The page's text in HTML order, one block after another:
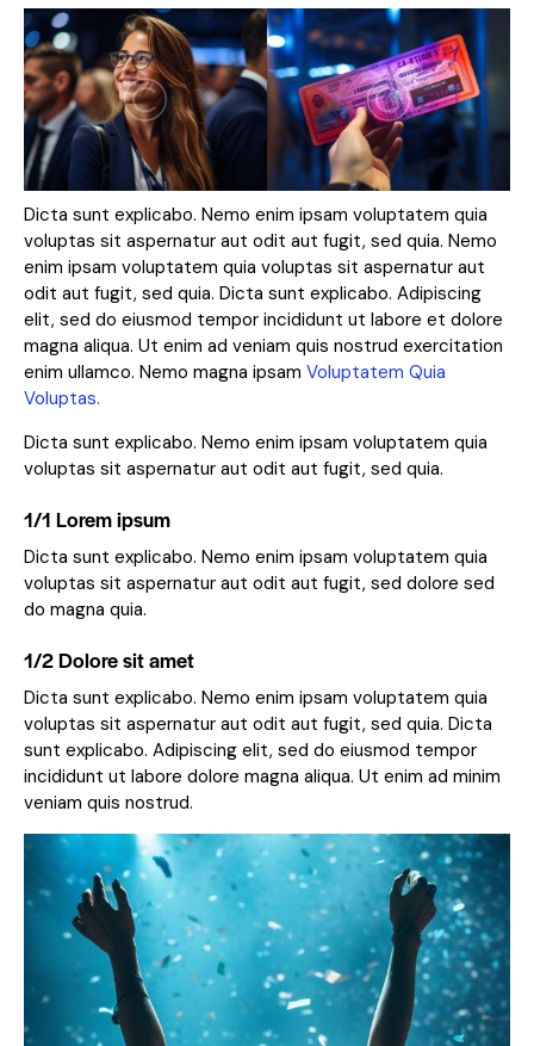
Dicta sunt explicabo. Nemo enim ipsam voluptatem quia
voluptas sit aspernatur aut odit aut fugit, sed quia. Nemo
enim ipsam voluptatem quia voluptas sit aspernatur aut
odit aut fugit, sed quia. Dicta sunt explicabo. Adipiscing
elit, sed do eiusmod tempor incididunt ut labore et dolore
magna aliqua. Ut enim ad veniam quis nostrud exercitation
enim ullamco. Nemo magna ipsam Voluptatem Quia
Voluptas.
Dicta sunt explicabo. Nemo enim ipsam voluptatem quia
voluptas sit aspernatur aut odit aut fugit, sed quia.
1/1 Lorem ipsum
Dicta sunt explicabo. Nemo enim ipsam voluptatem quia
voluptas sit aspernatur aut odit aut fugit, sed dolore sed
do magna quia.
1/2 Dolore sit amet
Dicta sunt explicabo. Nemo enim ipsam voluptatem quia
voluptas sit aspernatur aut odit aut fugit, sed quia. Dicta
sunt explicabo. Adipiscing elit, sed do eiusmod tempor
incididunt ut labore dolore magna aliqua. Ut enim ad minim
veniam quis nostrud.